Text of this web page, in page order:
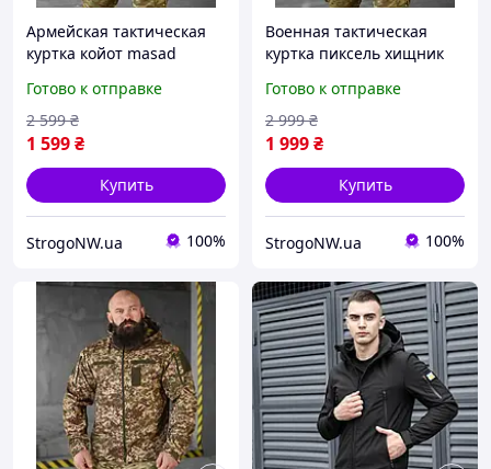
Армейская тактическая
куртка койот masad
Военная непромокаемая
куртка цвета койот
осенняя
Готово к отправке
1 599₴
2 599 ₴
Купить
StrogoNW.ua 100%
Военная тактическая
куртка пиксель хищник
Армейская
непромокаемая куртка
пиксель осенняя
Готово к отправке
1 999₴
2 999 ₴
Купить
StrogoNW.ua 100%